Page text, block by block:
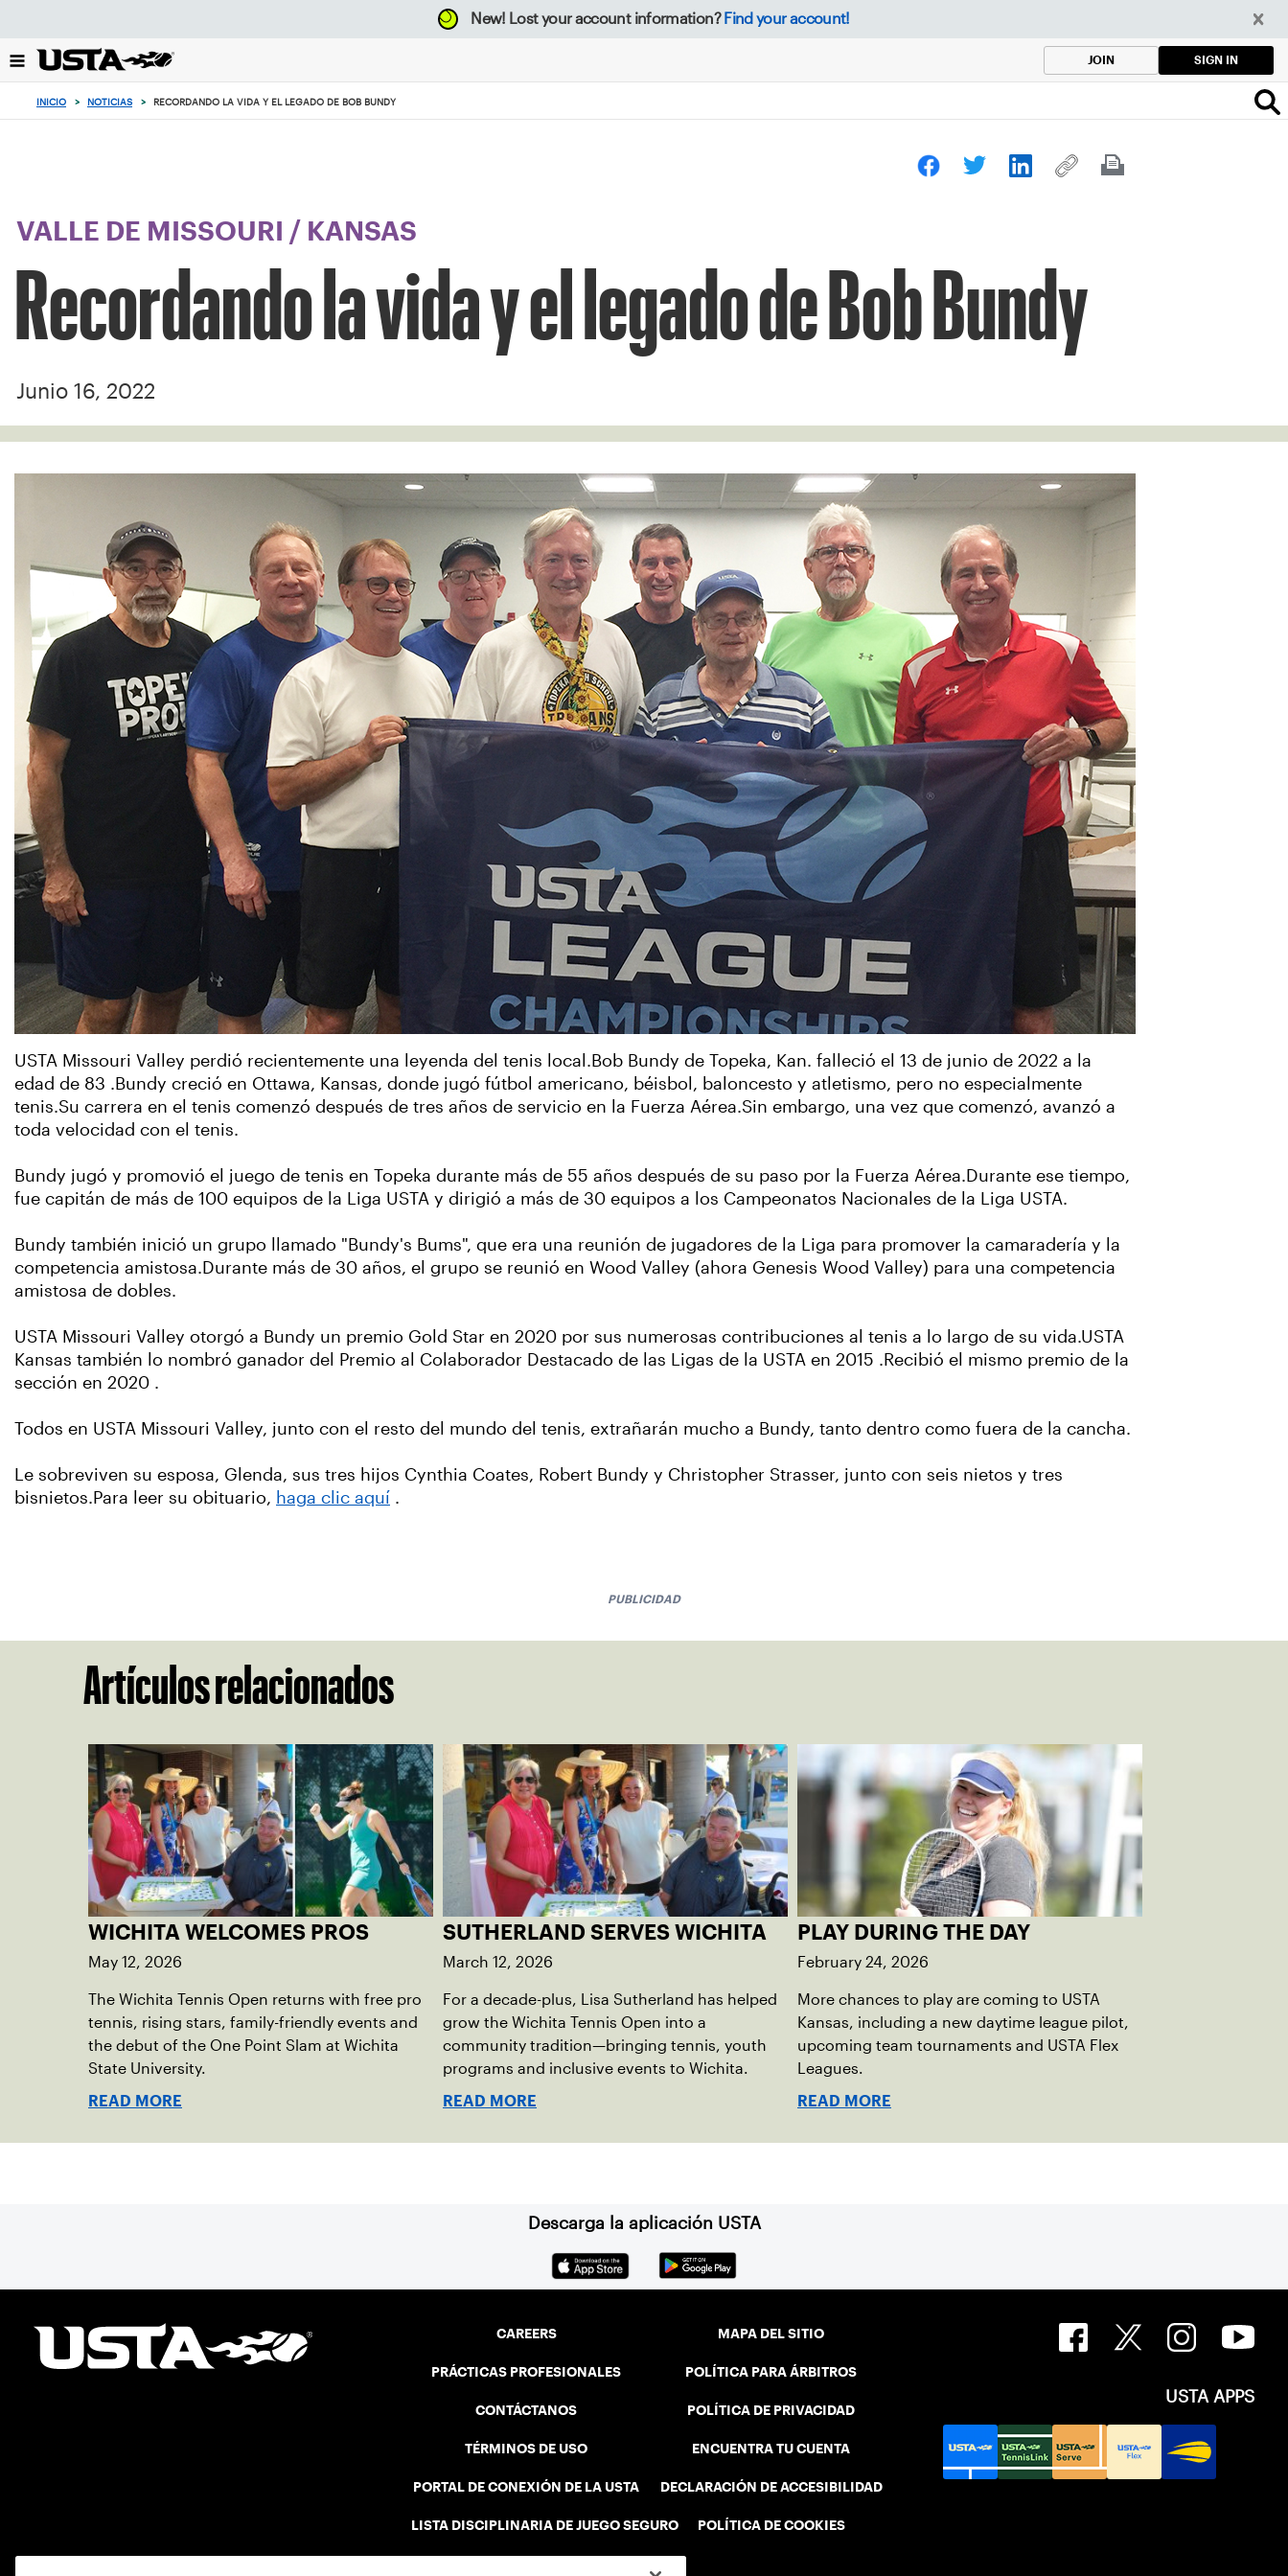
el
botón
New! Lost your account information? Find your account!
JOIN SIGN IN
INICIO > NOTICIAS > RECORDANDO LA VIDA Y EL LEGADO DE BOB BUNDY
VALLE DE MISSOURI / KANSAS
Recordando la vida y el legado de Bob Bundy
Junio 16, 2022
USTA Missouri Valley perdió recientemente una leyenda del tenis local.Bob Bundy de Topeka, Kan. falleció el 13 de junio de 2022 a la
edad de 83 .Bundy creció en Ottawa, Kansas, donde jugó fútbol americano, béisbol, baloncesto y atletismo, pero no especialmente
tenis.Su carrera en el tenis comenzó después de tres años de servicio en la Fuerza Aérea.Sin embargo, una vez que comenzó, avanzó a
toda velocidad con el tenis.
Bundy jugó y promovió el juego de tenis en Topeka durante más de 55 años después de su paso por la Fuerza Aérea.Durante ese tiempo,
fue capitán de más de 100 equipos de la Liga USTA y dirigió a más de 30 equipos a los Campeonatos Nacionales de la Liga USTA.
Bundy también inició un grupo llamado "Bundy's Bums", que era una reunión de jugadores de la Liga para promover la camaradería y la
competencia amistosa.Durante más de 30 años, el grupo se reunió en Wood Valley (ahora Genesis Wood Valley) para una competencia
amistosa de dobles.
USTA Missouri Valley otorgó a Bundy un premio Gold Star en 2020 por sus numerosas contribuciones al tenis a lo largo de su vida.USTA
Kansas también lo nombró ganador del Premio al Colaborador Destacado de las Ligas de la USTA en 2015 .Recibió el mismo premio de la
sección en 2020 .
Todos en USTA Missouri Valley, junto con el resto del mundo del tenis, extrañarán mucho a Bundy, tanto dentro como fuera de la cancha.
Le sobreviven su esposa, Glenda, sus tres hijos Cynthia Coates, Robert Bundy y Christopher Strasser, junto con seis nietos y tres
bisnietos.Para leer su obituario, haga clic aquí .
PUBLICIDAD
Artículos relacionados
WICHITA WELCOMES PROS
May 12, 2026
The Wichita Tennis Open returns with free pro
tennis, rising stars, family-friendly events and
the debut of the One Point Slam at Wichita
State University.
READ MORE
SUTHERLAND SERVES WICHITA
March 12, 2026
For a decade-plus, Lisa Sutherland has helped
grow the Wichita Tennis Open into a
community tradition—bringing tennis, youth
programs and inclusive events to Wichita.
READ MORE
PLAY DURING THE DAY
February 24, 2026
More chances to play are coming to USTA
Kansas, including a new daytime league pilot,
upcoming team tournaments and USTA Flex
Leagues.
READ MORE
Descarga la aplicación USTA
CAREERS
PRÁCTICAS PROFESIONALES
CONTÁCTANOS
TÉRMINOS DE USO
PORTAL DE CONEXIÓN DE LA USTA
LISTA DISCIPLINARIA DE JUEGO SEGURO
MAPA DEL SITIO
POLÍTICA PARA ÁRBITROS
POLÍTICA DE PRIVACIDAD
ENCUENTRA TU CUENTA
DECLARACIÓN DE ACCESIBILIDAD
POLÍTICA DE COOKIES
USTA APPS